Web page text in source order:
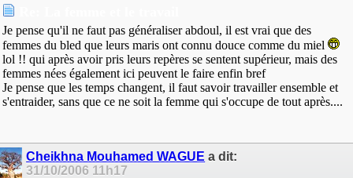
Je pense qu'il ne faut pas généraliser abdoul, il est vrai que des
femmes du bled que leurs maris ont connu douce comme du miel
lol !! qui après avoir pris leurs repères se sentent supérieur, mais des
femmes nées également ici peuvent le faire enfin bref
Je pense que les temps changent, il faut savoir travailler ensemble et
s'entraider, sans que ce ne soit la femme qui s'occupe de tout après....
Cheikhna Mouhamed WAGUE a dit:
31/10/2006 11h17